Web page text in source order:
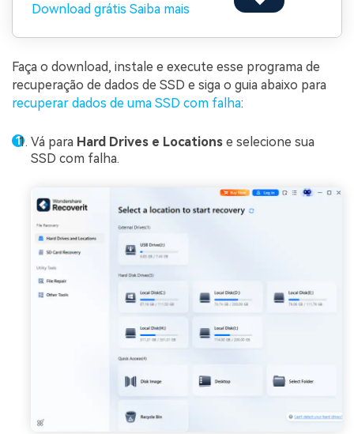
Download grátis Saiba mais
Faça o download, instale e execute esse programa de
recuperação de dados de SSD e siga o guia abaixo para
recuperar dados de uma SSD com falha:
Vá para Hard Drives e Locations e selecione sua
SSD com falha.